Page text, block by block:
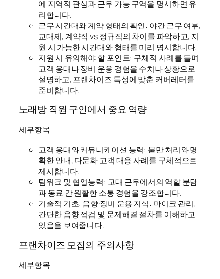
에 지역적 관심과 근무 가능 구역을 명시하면 유
리합니다.
근무 시간대와 계약 형태의 확인: 야간 근무 여부,
교대제, 계약직 vs 정규직의 차이를 파악하고, 지
원 시 가능한 시간대와 형태를 미리 명시합니다.
지원 시 유의해야 할 포인트: 구체적 사례를 들며
고객 응대나 장비 운용 경험을 수치나 상황으로
설명하고, 프랜차이즈 특성에 맞춘 커버레터를
준비합니다.
노래방 직원 구인에서 중요 역량
세부항목
고객 응대와 커뮤니케이션 능력: 불만 처리와 명
확한 안내, 다문화 고객 대응 사례를 구체적으로
제시합니다.
팀워크 및 협업능력: 교대 근무에서의 역할 분담
과 동료 간 원활한 소통 경험을 강조합니다.
기술적 기초: 음향·장비 운용 지식: 마이크 관리,
간단한 음향 점검 및 문제해결 절차를 이해하고
있음을 보여줍니다.
프랜차이즈 모집의 주의사항
세부항목